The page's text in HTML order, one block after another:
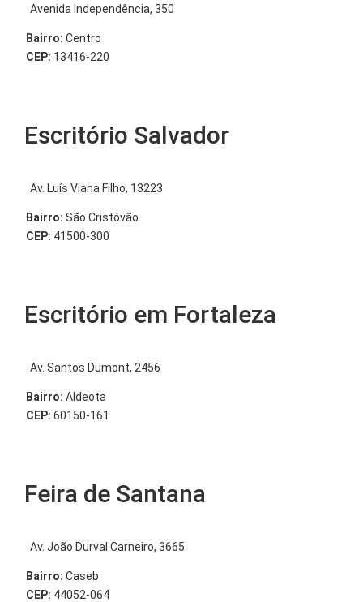
Avenida Independência, 350
Bairro: Centro
CEP: 13416-220
Escritório Salvador
Av. Luís Viana Filho, 13223
Bairro: São Cristóvão
CEP: 41500-300
Escritório em Fortaleza
Av. Santos Dumont, 2456
Bairro: Aldeota
CEP: 60150-161
Feira de Santana
Av. João Durval Carneiro, 3665
Bairro: Caseb
CEP: 44052-064